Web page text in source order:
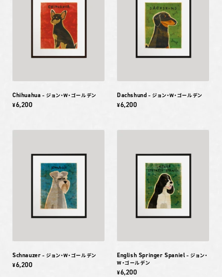
Chihuahua – ジョン・W・ゴールデン
¥6,200
Dachshund – ジョン・W・ゴールデン
¥6,200
Schnauzer – ジョン・W・ゴールデン
¥6,200
English Springer Spaniel – ジョン・
W・ゴールデン
¥6,200